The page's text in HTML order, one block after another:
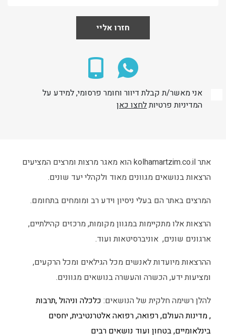
חזרו אליי
אני מאשר/ת קבלת דיוור וחומר פרסומי, למידע על
המדיניות פרטיותלחצו כאן
אתר kolhamartzim.co.il הוא מאגר מרצות ומרצים המציעים
הרצאות בנושאים מגוונים מאוד ולקהלי יעד שונים.
המרצים באתר הם בעלי ניסיון וידע רב ומומחים בתחומם.
הרצאות אלו מתקיימות במגוון מקומות, מרכזים קהילתיים,
ארגונים שונים, אוניברסיטאות ועוד.
ההרצאות מיועדות לאנשים מכל הגילאים ומכל הרקעים,
ומציעות ידע, הכשרה והעשרה בנושאים מגוונים.
להלן רשימה חלקית של הנושאים: כלכלה וניהול ,תרבות
,מדינות העולם,רפואה,רפואה אלטרנטיבית,יחסים
בינלאומיים,בטחון ועוד נושאים רבים